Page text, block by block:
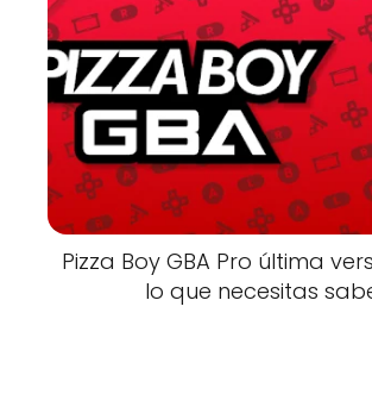
Pizza Boy GBA Pro última
lo que necesitas